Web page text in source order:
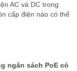
AC và DC trong
cấp điện nào có thể
ngân sách PoE có